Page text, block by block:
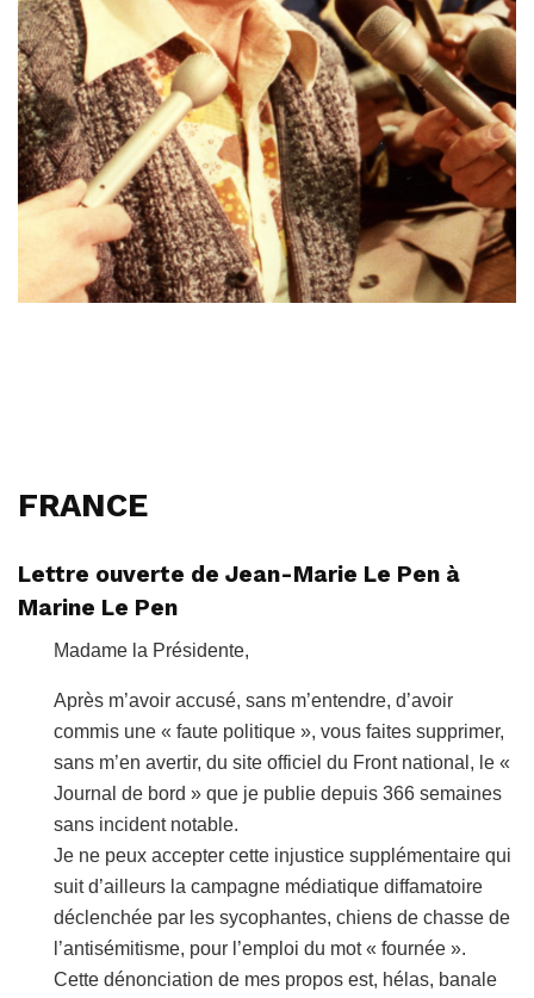
FRANCE
Lettre ouverte de Jean-Marie Le Pen à
Marine Le Pen
Madame la Présidente,
Après m’avoir accusé, sans m’entendre, d’avoir
commis une « faute politique », vous faites supprimer,
sans m’en avertir, du site officiel du Front national, le «
Journal de bord » que je publie depuis 366 semaines
sans incident notable.
Je ne peux accepter cette injustice supplémentaire qui
suit d’ailleurs la campagne médiatique diffamatoire
déclenchée par les sycophantes, chiens de chasse de
l’antisémitisme, pour l’emploi du mot « fournée ».
Cette dénonciation de mes propos est, hélas, banale